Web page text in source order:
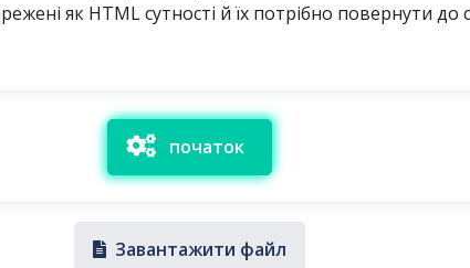
як HTML сутності й їх потрібно повернути до
початок
Завантажити файл